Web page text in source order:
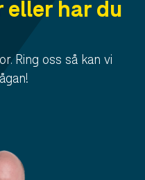
eller har du
Ring oss så kan vi